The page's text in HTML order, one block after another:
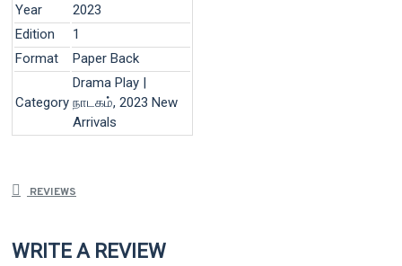
Year
2023
Edition
1
Format
Paper Back
Category
Drama Play |
நாடகம், 2023 New
Arrivals
REVIEWS
WRITE A REVIEW